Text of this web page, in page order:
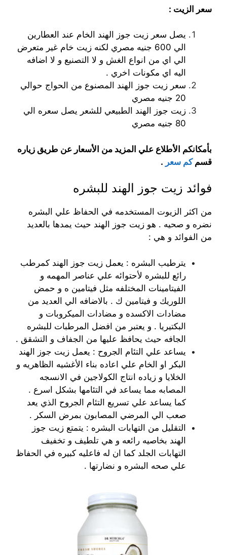
سعر الزيت :
يصل سعر زيت جوز الهند الخام عند العطارين
الي 600 جنيه مصري لكنه زيت خام غير متعرض
الي اي من انواع الغش و لا التصنيع و لا اضافه
اليه اي مكونات اخري .
سعر زيت جوز الهند المصنوع من الحواج حوالي
20 جنيه مصري
زيت جوز الهند الطبيعي للشعر يصل سعره الي
80 جنيه مصري
بأمكانكم الأطلاع علي المزيد من الأسعار عن طريق زياره
قسمكم سعر .
فوائد زيت جوز الهند للبشره
من اكثر الزيوت المستخدمه في الحفاظ علي البشره
نضره و صحيه . هو زيت جوز الهند حيث يمدها بالعديد
من الفوائد و هي :
يترطيب البشره : يعمل زيت جوز الهند كمرطب
رائع للبشره لأحتوائه علي عناصر المهمه و
الفيتامينات المختلفه مثل فيتامين ه و حمض
اللوريك و فيتامين ك . بالاضافه الي العديد من
مضادات الاكسده و مضادات الميكروبات و
البكتيريا . و يعتبر من افضل المرطبات للبشره
الجافه حيث يحافظ عليها من الجفاف و التشقق .
يساعد علي التئام الجروح : يعمل زيت جوز الهند
البكر او الخام علي اعاده بناء الأغشيه الظاهريه و
الخلايا و زياده انتاج الكولاجين في الانسجه
المصابه مما يساعد في التئامها بشكل اسرع .
كما يساعد علي تسريع التئام الجروح الذي يعد
صعب الي المرضي المصابون بمرض السكر .
التقليل من التهابات البشره : يتمتع زيت جوز
الهند بخاصيه رائعه و هي تلطيف و تخفيف
التهابات الجلد كما ان له فاعليه كبيره في الحفاظ
علي صحه البشره و نضارتها .